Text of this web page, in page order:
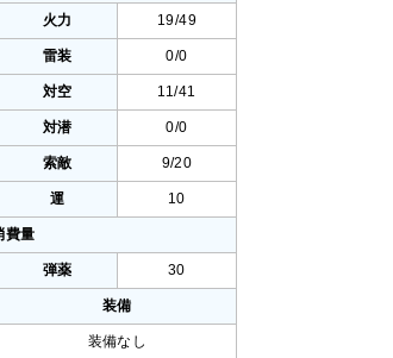
火力 19/49
雷装 0/0
対空 11/41
対潜 0/0
索敵 9/20
運 10
費量
弾薬 30
装備
装備なし